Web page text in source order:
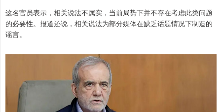
这名官员表示，相关说法不属实，当前局势下并不存在考虑此类问题
的必要性。报道还说，相关说法为部分媒体在缺乏话题情况下制造的
谣言。